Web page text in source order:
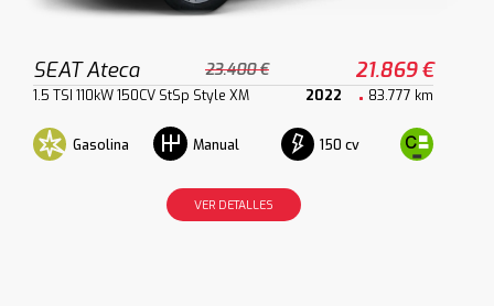
SEAT Ateca 23.400 € 21.869 €
1.5 TSI 110kW 150CV StSp Style XM 2022 83.777 km
Gasolina Manual 150 cv
VER DETALLES